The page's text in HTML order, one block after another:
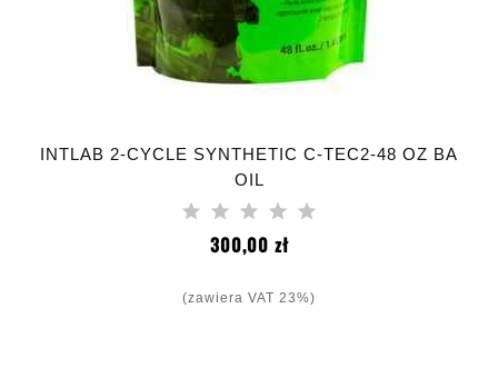
INTLAB 2-CYCLE SYNTHETIC C-TEC2-48 OZ BA
OIL
300,00 złCena
(zawiera VAT 23%)